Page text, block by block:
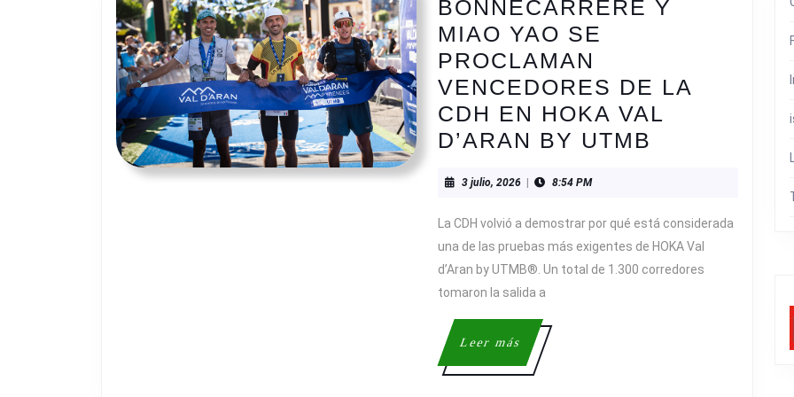
BONNECARRERE Y
MIAO YAO SE
PROCLAMAN
VENCEDORES DE LA
CDH EN HOKA VAL
D’ARAN BY UTMB
MIAO
YAO
SE
3 julio, 20263
8:54 PM
La CDH volvió a demostrar por qué está considerada
una de las pruebas más exigentes de HOKA Val
d’Aran by UTMB®. Un total de 1.300 corredores
tomaron la salida a
Leer másLeer
más